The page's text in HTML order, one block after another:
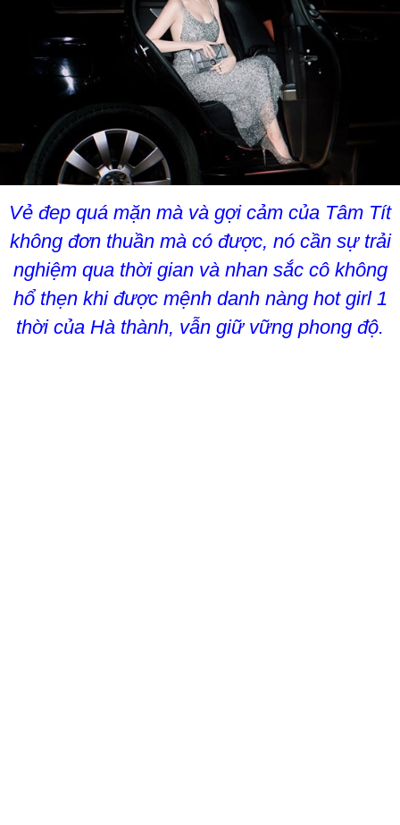
Vẻ đep quá mặn mà và gợi cảm của Tâm Tít
không đơn thuần mà có được, nó cần sự trải
nghiệm qua thời gian và nhan sắc cô không
hổ thẹn khi được mệnh danh nàng hot girl 1
thời của Hà thành, vẫn giữ vững phong độ.